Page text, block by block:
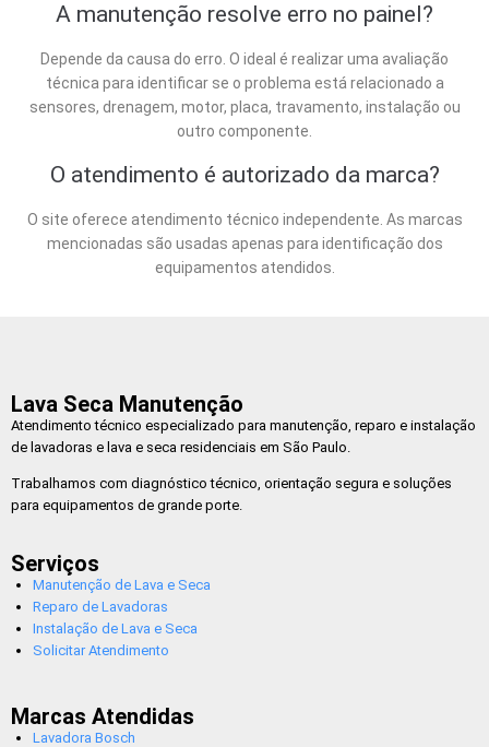
A manutenção resolve erro no painel?
Depende da causa do erro. O ideal é realizar uma avaliação
técnica para identificar se o problema está relacionado a
sensores, drenagem, motor, placa, travamento, instalação ou
outro componente.
O atendimento é autorizado da marca?
O site oferece atendimento técnico independente. As marcas
mencionadas são usadas apenas para identificação dos
equipamentos atendidos.
Lava Seca Manutenção
Atendimento técnico especializado para manutenção, reparo e instalação
de lavadoras e lava e seca residenciais em São Paulo.
Trabalhamos com diagnóstico técnico, orientação segura e soluções
para equipamentos de grande porte.
Serviços
Manutenção de Lava e Seca
Reparo de Lavadoras
Instalação de Lava e Seca
Solicitar Atendimento
Marcas Atendidas
Lavadora Bosch